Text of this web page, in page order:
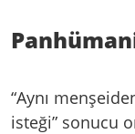
“Aynı
isteği” sonucu